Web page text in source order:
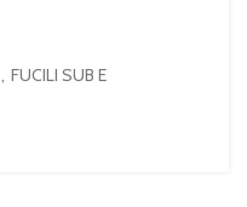
, FUCILI SUB E